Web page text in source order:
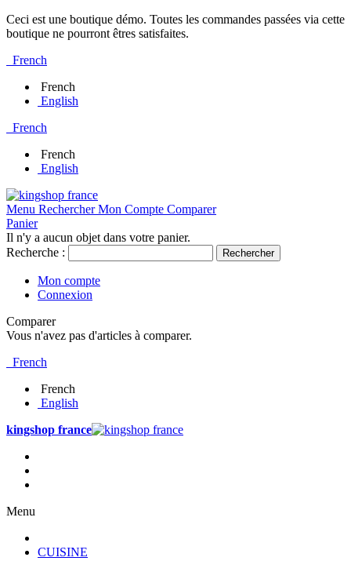
Ceci est une boutique démo. Toutes les commandes passées via cette
boutique ne pourront êtres satisfaites.
French
French
English
French
French
English
Menu Rechercher Mon Compte Comparer
Panier
Il n'y a aucun objet dans votre panier.
Recherche :
Rechercher
Mon compte
Connexion
Comparer
Vous n'avez pas d'articles à comparer.
French
French
English
kingshop france
Menu
CUISINE